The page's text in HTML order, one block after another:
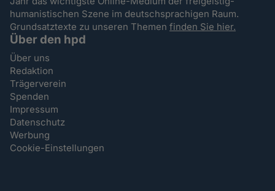
humanistischen Szene im deutschsprachigen Raum.
Grundsatztexte zu unseren Themenfinden Sie hier.
Über den hpd
Über uns
Redaktion
Trägerverein
Spenden
Impressum
Datenschutz
Werbung
Cookie-Einstellungen